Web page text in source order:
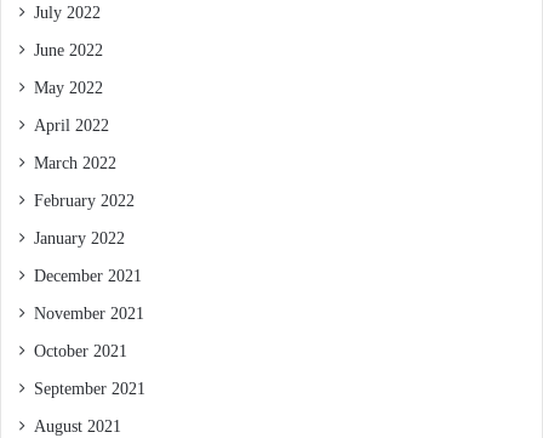
July 2022
June 2022
May 2022
April 2022
March 2022
February 2022
January 2022
December 2021
November 2021
October 2021
September 2021
August 2021